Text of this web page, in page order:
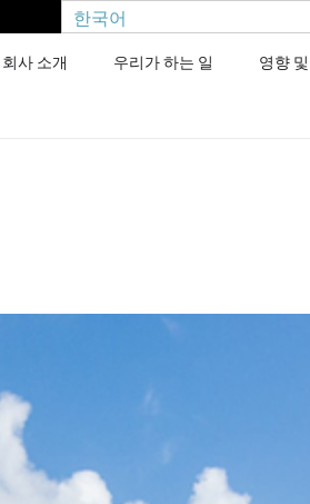
한국어
회사 소개 우리가 하는 일 영향